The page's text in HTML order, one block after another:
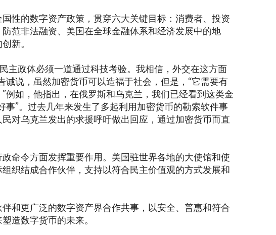
性的数字资产政策，贯穿六大关键目标：消费者、投资
范非法融资、美国在全球金融体系和经济发展中的地
新。
主政体必须一道通过科技考验。我相信，外交在这方面
诫说，虽然加密货币可以造福于社会，但是，“它需要有
例如，他指出，在俄罗斯和乌克兰，我们已经看到这类金
事”。过去几年来发生了多起利用加密货币的勒索软件事
对乌克兰发出的求援呼吁做出回应，通过加密货币而直
命令方面发挥重要作用。美国驻世界各地的大使馆和使
织结成合作伙伴，支持以符合民主价值观的方式发展和
和更广泛的数字资产界合作共事，以安全、普惠和符合
造数字货币的未来。